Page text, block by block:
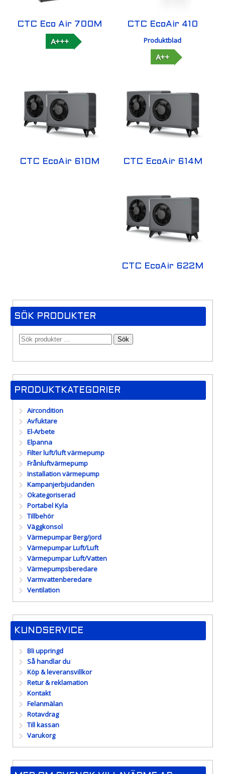
CTC Eco Air 700M
A+++
CTC EcoAir 410
Produktblad
A++
CTC EcoAir 610M CTC EcoAir 614M
CTC EcoAir 622M
SÖK PRODUKTER
Sök
PRODUKTKATEGORIER
Aircondition
Avfuktare
El-Arbete
Elpanna
Filter luft/luft värmepump
Frånluftvärmepump
Installation värmepump
Kampanjerbjudanden
Okategoriserad
Portabel Kyla
Tillbehör
Väggkonsol
Värmepumpar Berg/jord
Värmepumpar Luft/Luft
Värmepumpar Luft/Vatten
Värmepumpsberedare
Varmvattenberedare
Ventilation
KUNDSERVICE
Bli uppringd
Så handlar du
Köp & leveransvillkor
Retur & reklamation
Kontakt
Felanmälan
Rotavdrag
Till kassan
Varukorg